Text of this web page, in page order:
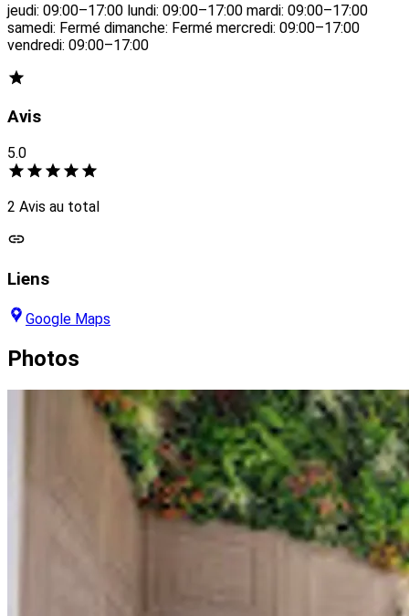
jeudi: 09:00–17:00 lundi: 09:00–17:00 mardi: 09:00–17:00
samedi: Fermé dimanche: Fermé mercredi: 09:00–17:00
vendredi: 09:00–17:00
Avis
5.0
2 Avis au total
Liens
Google Maps
Photos